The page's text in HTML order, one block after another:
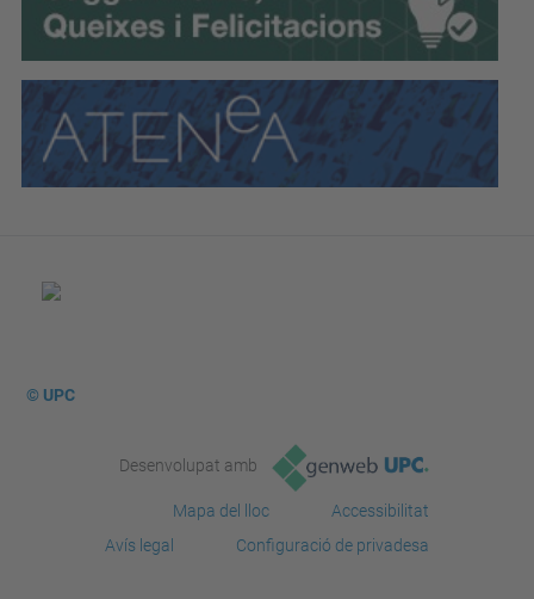
© UPC
Desenvolupat amb
Mapa del lloc
Accessibilitat
Avís legal
Configuració de privadesa